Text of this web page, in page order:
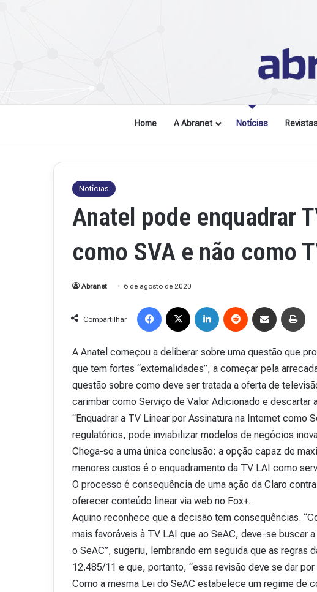
Home A Abranet Notícias
Notícias
Anatel pode enquadrar
como SVA e não como
Abranet 6 de agosto de 2020
Compartilhar
A Anatel começou a deliberar sobre uma questão que
que tem fortes “externalidades”, a começar pela
questão sobre como deve ser tratada a oferta de
carimbar como Serviço de Valor Adicionado e descartar
“Enquadrar a TV Linear por Assinatura na Internet
regulatórios, pode inviabilizar modelos de negócios
Chega-se a uma única conclusão: a opção capaz de
menores custos é o enquadramento da TV LAI como
O processo é consequência de uma ação da Claro
oferecer conteúdo linear via web no Fox+.
Aquino reconhece que a decisão tem consequências.
mais favoráveis à TV LAI que ao SeAC, deve-se buscar
o SeAC”, sugeriu, lembrando em seguida que as regras
12.485/11 e que, portanto, “essa revisão deve se dar
Como a mesma Lei do SeAC estabelece um regime de
R
e
i
s